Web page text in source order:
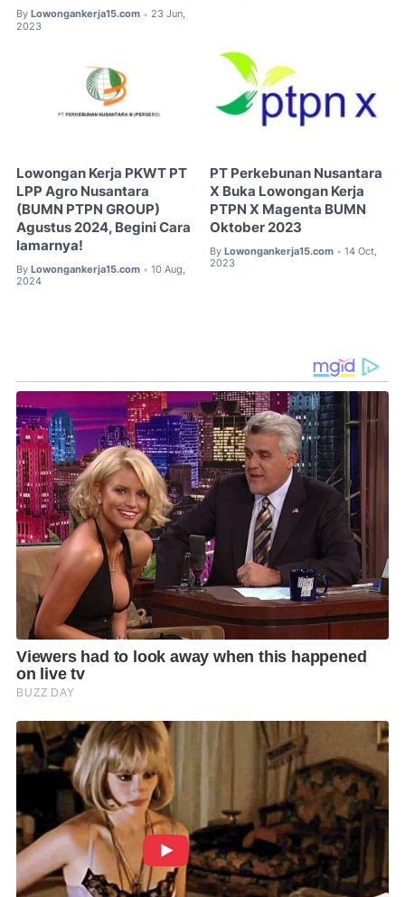
By Lowongankerja15.com • 23 Jun,
2023
Lowongan Kerja PKWT PT
LPP Agro Nusantara
(BUMN PTPN GROUP)
Agustus 2024, Begini Cara
lamarnya!
By Lowongankerja15.com • 10 Aug,
2024
PT Perkebunan Nusantara
X Buka Lowongan Kerja
PTPN X Magenta BUMN
Oktober 2023
By Lowongankerja15.com • 14 Oct,
2023